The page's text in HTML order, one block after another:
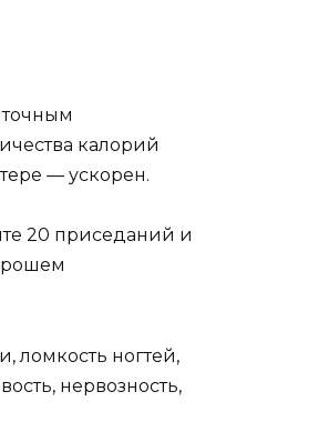
калорий
— ускорен.
20 приседаний и
ломкость ногтей,
нервозность,